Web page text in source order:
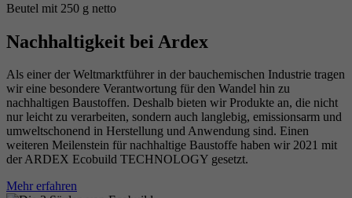
Beutel mit 250 g netto
Nachhaltigkeit bei Ardex
Als einer der Weltmarktführer in der bauchemischen Industrie tragen
wir eine besondere Verantwortung für den Wandel hin zu
nachhaltigen Baustoffen. Deshalb bieten wir Produkte an, die nicht
nur leicht zu verarbeiten, sondern auch langlebig, emissionsarm und
umweltschonend in Herstellung und Anwendung sind. Einen
weiteren Meilenstein für nachhaltige Baustoffe haben wir 2021 mit
der ARDEX Ecobuild TECHNOLOGY gesetzt.
Mehr erfahren